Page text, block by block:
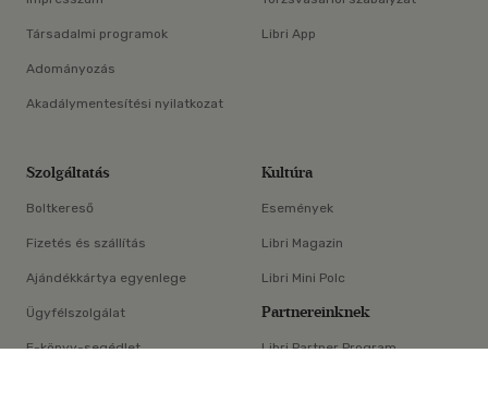
×
Társadalmi programok
Adományozás
Akadálymentesítési nyilatkozat
Libri App
Szolgáltatás
Boltkereső
Fizetés és szállítás
Ajándékkártya egyenlege
Ügyfélszolgálat
E-könyv-segédlet
Kultúra
Események
Libri Magazin
Libri Mini Polc
Partnereinknek
Libri Partner Program